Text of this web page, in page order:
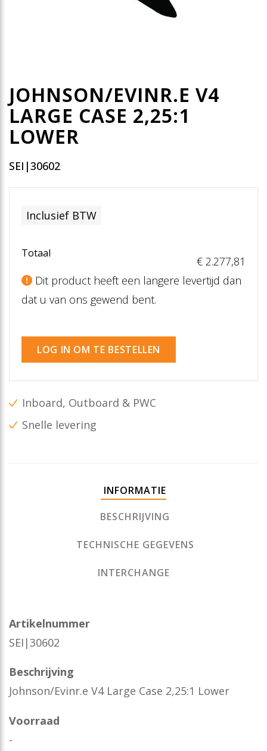
JOHNSON/EVINR.E V4
LARGE CASE 2,25:1
LOWER
SEI|30602
Inclusief BTW
Totaal
€ 2.277,81
Dit product heeft een langere levertijd dan
dat u van ons gewend bent.
LOG IN OM TE BESTELLEN
Inboard, Outboard & PWC
Snelle levering
INFORMATIE
BESCHRIJVING
TECHNISCHE GEGEVENS
INTERCHANGE
Artikelnummer
SEI|30602
Beschrijving
Johnson/Evinr.e V4 Large Case 2,25:1 Lower
Voorraad
-